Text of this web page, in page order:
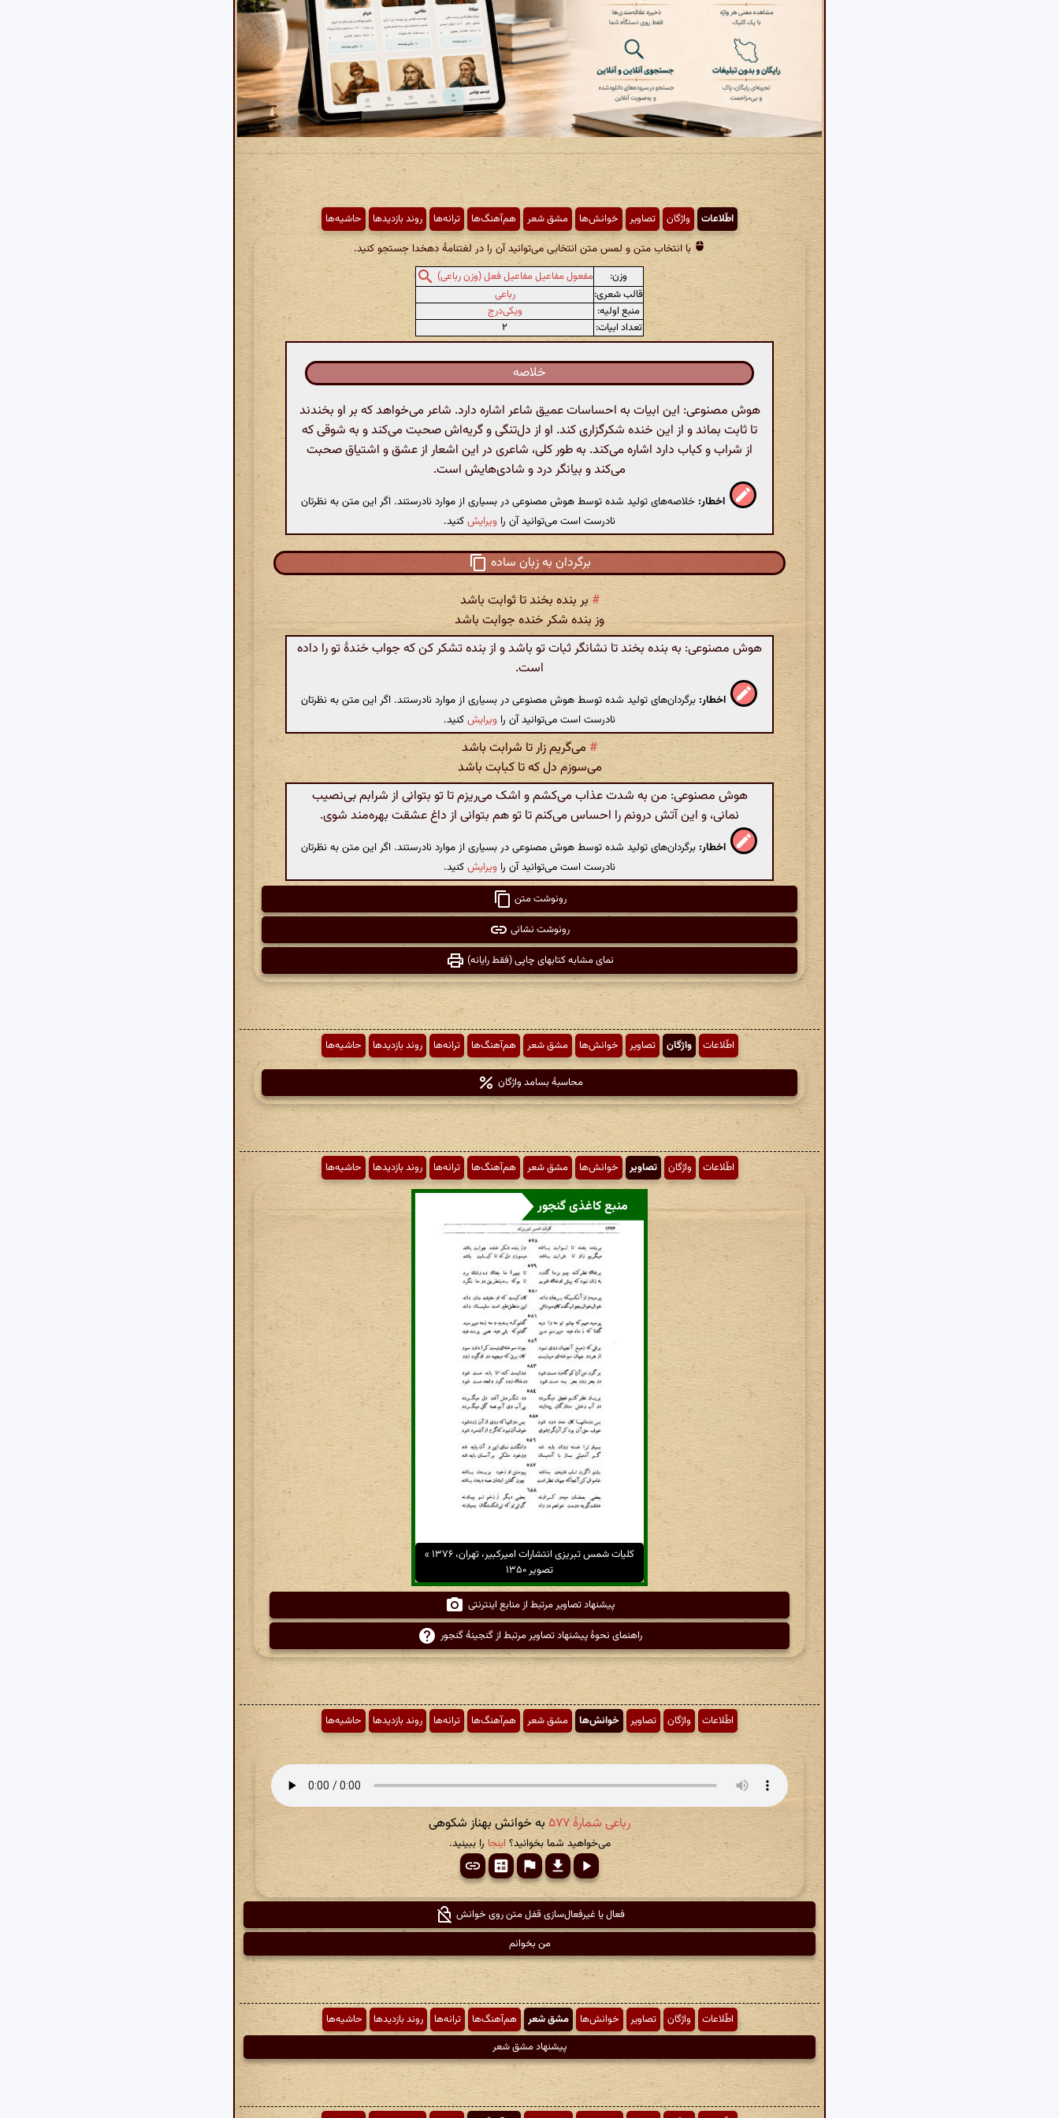
اطّلاعات واژگان تصاویر خوانش‌ها مشق شعر هم‌آهنگ‌ها ترانه‌ها روند بازدیدها حاشیه‌ها
با انتخاب متن و لمس متن انتخابی می‌توانید آن را در لغتنامهٔ دهخدا جستجو کنید.
وزن:
مفعول مفاعیل مفاعیل فعل (وزن رباعی)
قالب شعری:
رباعی
منبع اولیه:
ویکی‌درج
تعداد ابیات:
۲
خلاصه
هوش مصنوعی: این ابیات به احساسات عمیق شاعر اشاره دارد. شاعر می‌خواهد که بر او بخندند
تا ثابت بماند و از این خنده شکرگزاری کند. او از دل‌تنگی و گریه‌اش صحبت می‌کند و به شوقی که
از شراب و کباب دارد اشاره می‌کند. به طور کلی، شاعری در این اشعار از عشق و اشتیاق صحبت
می‌کند و بیانگر درد و شادی‌هایش است.
اخطار: خلاصه‌های تولید شده توسط هوش مصنوعی در بسیاری از موارد نادرستند. اگر این متن به نظرتان
نادرست است می‌توانید آن را ویرایشکنید.
برگردان به زبان ساده
# بر بنده بخند تا ثوابت باشد
وز بنده شکر خنده جوابت باشد
هوش مصنوعی: به بنده بخند تا نشانگر ثبات تو باشد و از بنده تشکر کن که جواب خندۀ تو را داده
است.
اخطار: برگردان‌های تولید شده توسط هوش مصنوعی در بسیاری از موارد نادرستند. اگر این متن به نظرتان
نادرست است می‌توانید آن را ویرایشکنید.
#می‌گریم زار تا شرابت باشد
می‌سوزم دل که تا کبابت باشد
هوش مصنوعی: من به شدت عذاب می‌کشم و اشک می‌ریزم تا تو بتوانی از شرابم بی‌نصیب
نمانی، و این آتش درونم را احساس می‌کنم تا تو هم بتوانی از داغ عشقت بهره‌مند شوی.
اخطار: برگردان‌های تولید شده توسط هوش مصنوعی در بسیاری از موارد نادرستند. اگر این متن به نظرتان
نادرست است می‌توانید آن را ویرایشکنید.
رونوشت متن
رونوشت نشانی
نمای مشابه کتابهای چاپی (فقط رایانه)
اطّلاعات واژگان تصاویر خوانش‌ها مشق شعر هم‌آهنگ‌ها ترانه‌ها روند بازدیدها حاشیه‌ها
محاسبهٔ بسامد واژگان
اطّلاعات واژگان تصاویر خوانش‌ها مشق شعر هم‌آهنگ‌ها ترانه‌ها روند بازدیدها حاشیه‌ها
منبع کاغذی گنجور
کلیات شمس تبریزی انتشارات امیرکبیر، تهران، ۱۳۷۶ »
تصویر ۱۳۵۰
پیشنهاد تصاویر مرتبط از منابع اینترنتی
راهنمای نحوهٔ پیشنهاد تصاویر مرتبط از گنجینهٔ گنجور
اطّلاعات واژگان تصاویر خوانش‌ها مشق شعر هم‌آهنگ‌ها ترانه‌ها روند بازدیدها حاشیه‌ها
رباعی شمارهٔ ۵۷۷ به خوانش بهناز شکوهی
می‌خواهید شما بخوانید؟اینجا را ببینید.
فعال یا غیرفعال‌سازی قفل متن روی خوانش
من بخوانم
اطّلاعات واژگان تصاویر خوانش‌ها مشق شعر هم‌آهنگ‌ها ترانه‌ها روند بازدیدها
حاشیه‌ها
پیشنهاد مشق شعر